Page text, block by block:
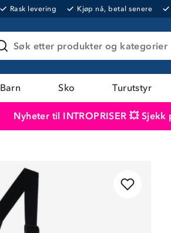
Rask levering Kjøp nå, betal senere
Søk etter produkter og kategorier
Barn Sko Turutstyr
Nyheter til INTROPRISER 💥